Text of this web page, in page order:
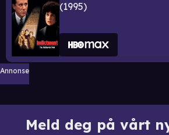
1995
Annonse
Meld deg på vårt